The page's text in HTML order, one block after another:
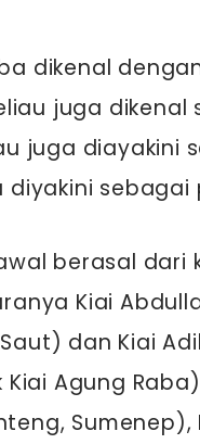
dikenal
juga dikenal
juga diayakini
diyakini
berasal dari
Kiai
dan Kiai
Kiai Agung